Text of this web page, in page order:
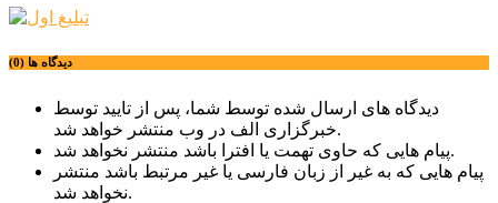
دیدگاه ها (0)
دیدگاه های ارسال شده توسط شما، پس از تایید توسط
خبرگزاری الف در وب منتشر خواهد شد.
پیام هایی که حاوی تهمت یا افترا باشد منتشر نخواهد شد.
پیام هایی که به غیر از زبان فارسی یا غیر مرتبط باشد منتشر
نخواهد شد.